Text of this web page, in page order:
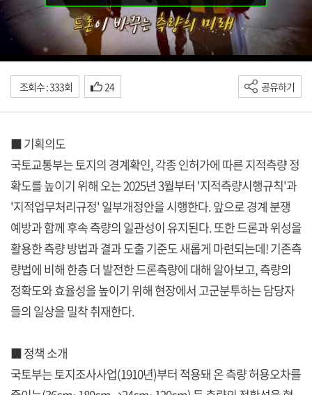
조회수 : 333회 24 공유하기
■ 기획의도
국토교통부는 토지의 경계확인, 각종 인허가에 따른 지적측량 정
확도를 높이기 위해 오는 2025년 3월부터 '지적측량시행규칙'과
'지적업무처리규정' 일부개정안을 시행한다. 앞으로 경계 분쟁
예방과 함께 후속 측량의 일관성이 유지된다. 또한 드론과 위성을
활용한 측량 방법과 결과 도출 기준도 새롭게 마련되는데! 기존측
량법에 비해 한층 더 발전한 드론측량에 대해 알아보고, 측량의
정확도와 효율성을 높이기 위해 현장에서 고군분투하는 담당자
들의 일상을 밀착 취재한다.
■ 정책 소개
국토부는 토지조사사업(1910년)부터 적용돼 온 측량 허용오차를